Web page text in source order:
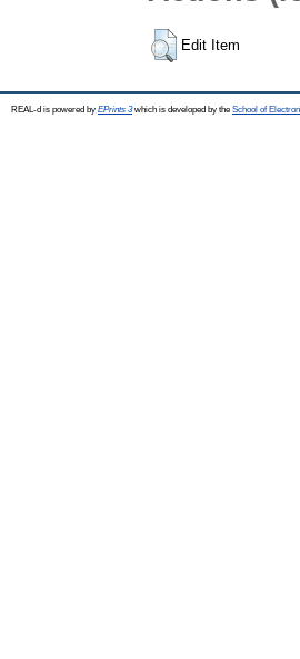
Edit Item
REAL-d is powered by EPrints 3which is developed by the School of